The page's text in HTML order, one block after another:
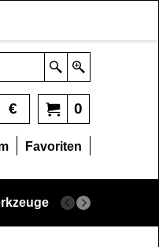
0
€
Favoriten
Glasschneider